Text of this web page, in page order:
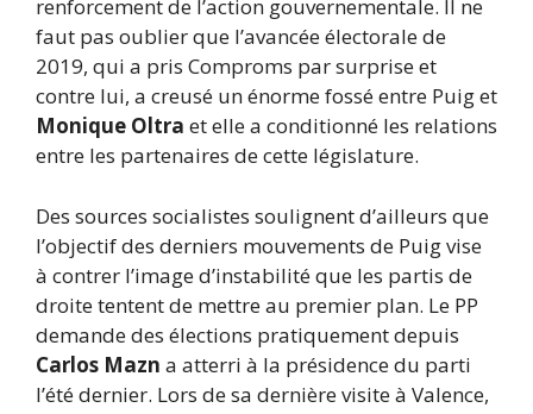
renforcement de l’action gouvernementale. Il ne
faut pas oublier que l’avancée électorale de
2019, qui a pris Comproms par surprise et
contre lui, a creusé un énorme fossé entre Puig et
Monique Oltra et elle a conditionné les relations
entre les partenaires de cette législature.
Des sources socialistes soulignent d’ailleurs que
l’objectif des derniers mouvements de Puig vise
à contrer l’image d’instabilité que les partis de
droite tentent de mettre au premier plan. Le PP
demande des élections pratiquement depuis
Carlos Mazn a atterri à la présidence du parti
l’été dernier. Lors de sa dernière visite à Valence,